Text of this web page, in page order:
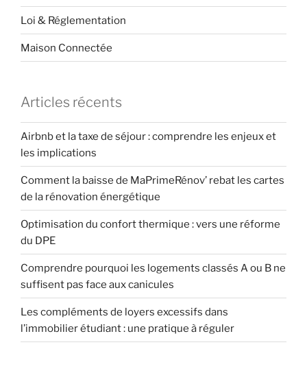
Loi & Réglementation
Maison Connectée
Articles récents
Airbnb et la taxe de séjour : comprendre les enjeux et
les implications
Comment la baisse de MaPrimeRénov’ rebat les cartes
de la rénovation énergétique
Optimisation du confort thermique : vers une réforme
du DPE
Comprendre pourquoi les logements classés A ou B ne
suffisent pas face aux canicules
Les compléments de loyers excessifs dans
l’immobilier étudiant : une pratique à réguler